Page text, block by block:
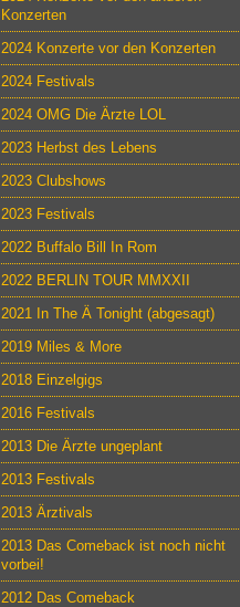
Konzerten
2024 Konzerte vor den Konzerten
2024 Festivals
2024 OMG Die Ärzte LOL
2023 Herbst des Lebens
2023 Clubshows
2023 Festivals
2022 Buffalo Bill In Rom
2022 BERLIN TOUR MMXXII
2021 In The Ä Tonight (abgesagt)
2019 Miles & More
2018 Einzelgigs
2016 Festivals
2013 Die Ärzte ungeplant
2013 Festivals
2013 Ärztivals
2013 Das Comeback ist noch nicht
vorbei!
2012 Das Comeback